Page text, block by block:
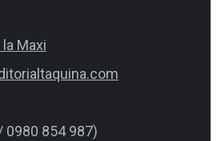
Maxi
0980 854 987)